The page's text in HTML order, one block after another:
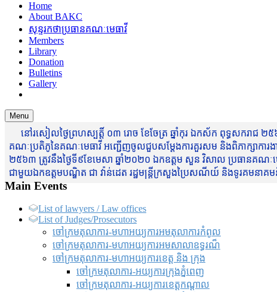
Home
About BAKC
សុន្ទរកថាប្រធានគណៈមេធាវី
Members
Library
Donation
Bulletins
Gallery
Menu
នៅរសៀលថ្ងៃព្រហស្បត្តិ៍ ០៣ រោច ខែចែត្រ ឆ្នាំកុរ ឯកស័ក ពុទ្ធសករាជ ២៥
គណៈប្រតិភូនៃគណៈមេធាវី អញ្ជើញចូលជួបសម្តែងការគួរសម និងពិភាក្សាការង
២៥៦៣ ត្រូវនឹងថ្ងៃទី៩ខែមេសា ឆ្នាំ២០២០ ឯកឧត្តម សួន វិសាល ប្រធានគណៈម
ជាមួយឯកឧត្តមបណ្ឌិត ជា វ៉ាន់ដេត រដ្ឋមន្រ្តីក្រសួងប្រៃសណីយ៍ និងទូរគមន
Main Events
List of lawyers / Law offices
List of Judges/Prosecutors
ចៅក្រមតុលាការ-មហាអយ្យការអមតុលាការកំពូល
ចៅក្រមតុលាការ-មហាអយ្យការអមសាលាឧទ្ធរណ៏
ចៅក្រមតុលាការ-មហាអយ្យការខេត្ត និង ក្រុង
ចៅក្រមតុលាការ-អយ្យការក្រុងភ្នំពេញ
ចៅក្រមតុលាការ-អយ្យការខេត្តកណ្តាល